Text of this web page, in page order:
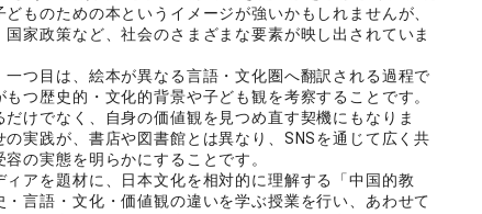
ものための本というイメージが強いかもしれませんが、
家政策など、社会のさまざまな要素が映し出されていま
つ目は、絵本が異なる言語・文化圏へ翻訳される過程で
つ歴史的・文化的背景や子ども観を考察することです。
けでなく、自身の価値観を見つめ直す契機にもなりま
実践が、書店や図書館とは異なり、SNSを通じて広く共
の実態を明らかにすることです。
アを題材に、日本文化を相対的に理解する「中国的教
言語・文化・価値観の違いを学ぶ授業を行い、あわせて